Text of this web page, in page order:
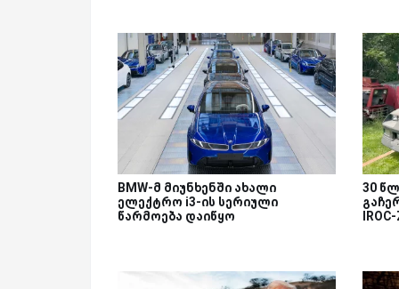
BMW-მ მიუნხენში ახალი
ელექტრო i3-ის სერიული
წარმოება დაიწყო
30